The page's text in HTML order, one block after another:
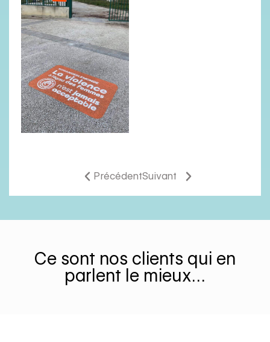
PrécédentSuivant
Ce sont nos clients qui en
parlent le mieux…